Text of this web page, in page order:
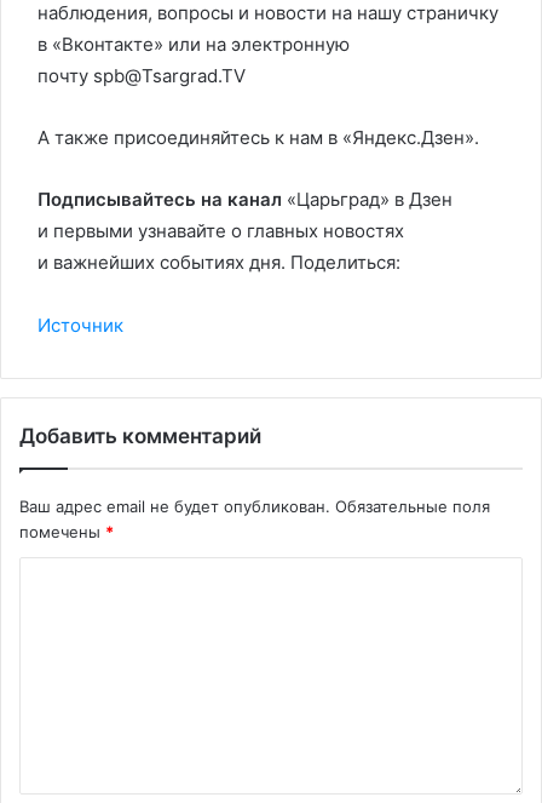
наблюдения, вопросы и новости на нашу страничку
в «Вконтакте» или на электронную
почту spb@Tsargrad.TV
А также присоединяйтесь к нам в «Яндекс.Дзен».
Подписывайтесь на канал «Царьград» в Дзен
и первыми узнавайте о главных новостях
и важнейших событиях дня. Поделиться:
Источник
Добавить комментарий
Ваш адрес email не будет опубликован. Обязательные поля
помечены *